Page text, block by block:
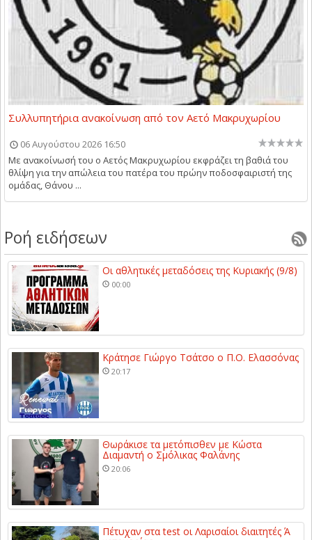
Συλλυπητήρια ανακοίνωση από τον Αετό Μακρυχωρίου
06 Αυγούστου 2026 16:50
Με ανακοίνωσή του ο Αετός Μακρυχωρίου εκφράζει τη βαθιά του
θλίψη για την απώλεια του πατέρα του πρώην ποδοσφαιριστή της
ομάδας, Θάνου ...
Ροή ειδήσεων
Οι αθλητικές μεταδόσεις της Κυριακής (9/8)
00:00
Κράτησε Γιώργο Τσάτσο ο Π.Ο. Ελασσόνας
20:17
Θωράκισε τα μετόπισθεν με Κώστα
Διαμαντή ο Σμόλικας Φαλάνης
20:06
Πέτυχαν στα test οι Λαρισαίοι διαιτητές Ά